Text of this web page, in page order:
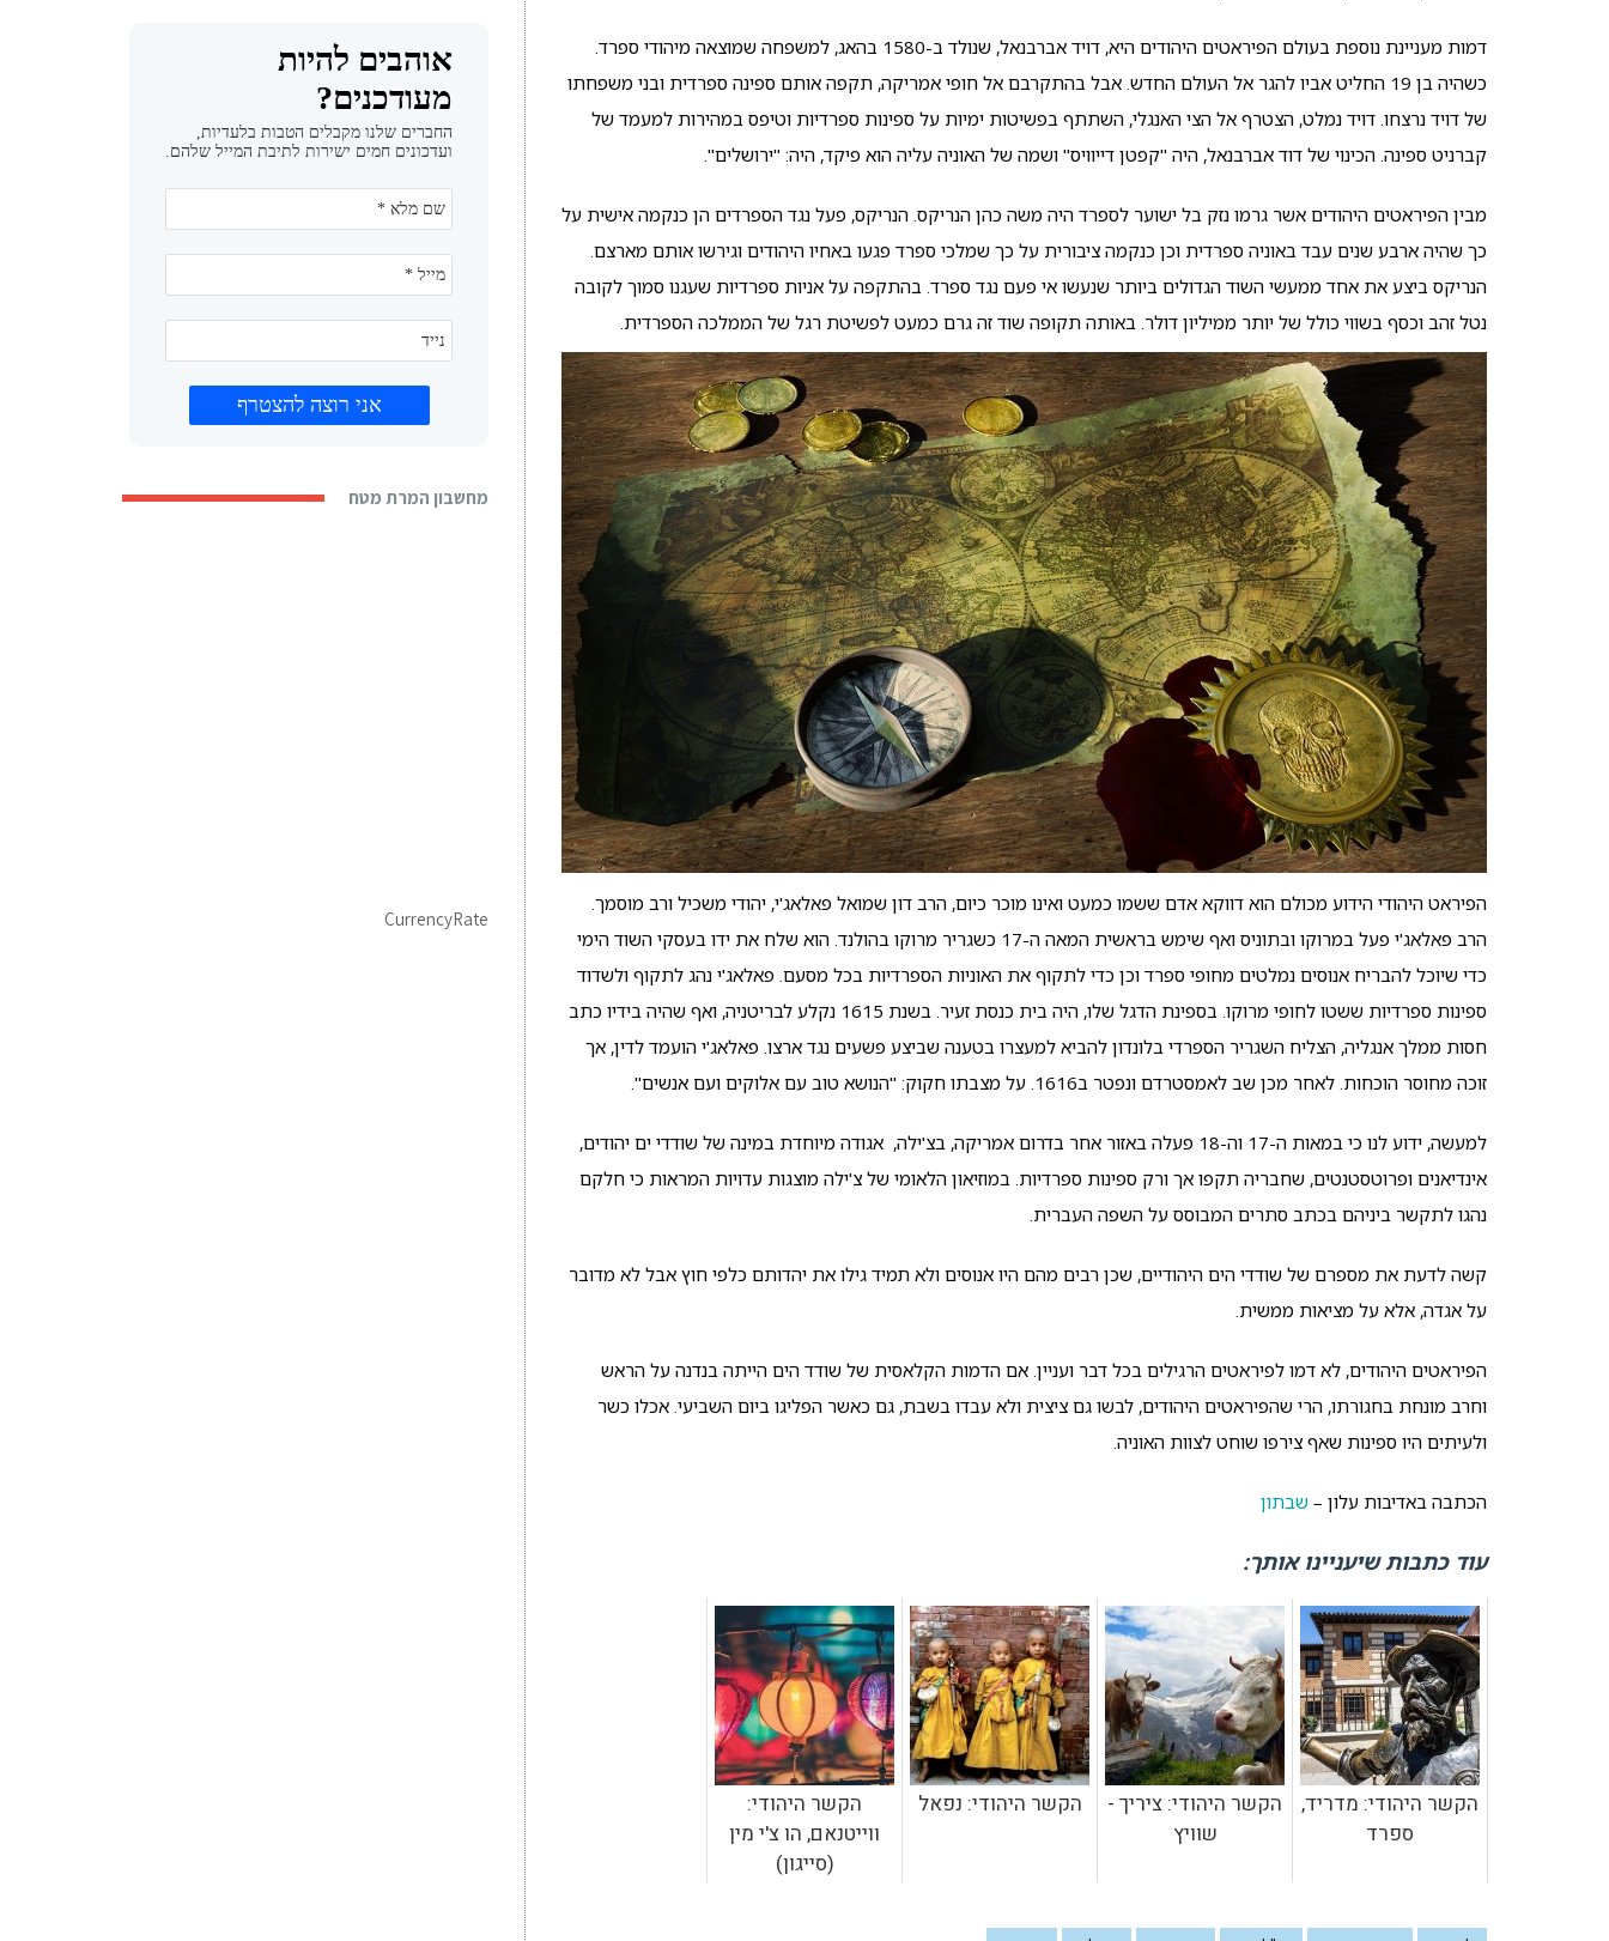
דמות מעניינת נוספת בעולם הפיראטים היהודים היא, דויד אברבנאל, שנולד ב-1580 בהאג, למשפחה שמוצאה מיהודי ספרד.
כשהיה בן 19 החליט אביו להגר אל העולם החדש. אבל בהתקרבם אל חופי אמריקה, תקפה אותם ספינה ספרדית ובני משפחתו
של דויד נרצחו. דויד נמלט, הצטרף אל הצי האנגלי, השתתף בפשיטות ימיות על ספינות ספרדיות וטיפס במהירות למעמד של
קברניט ספינה. הכינוי של דוד אברבנאל, היה "קפטן דייוויס" ושמה של האוניה עליה הוא פיקד, היה: "ירושלים".
מבין הפיראטים היהודים אשר גרמו נזק בל ישוער לספרד היה משה כהן הנריקס. הנריקס, פעל נגד הספרדים הן כנקמה אישית על
כך שהיה ארבע שנים עבד באוניה ספרדית וכן כנקמה ציבורית על כך שמלכי ספרד פגעו באחיו היהודים וגירשו אותם מארצם.
הנריקס ביצע את אחד ממעשי השוד הגדולים ביותר שנעשו אי פעם נגד ספרד. בהתקפה על אניות ספרדיות שעגנו סמוך לקובה
נטל זהב וכסף בשווי כולל של יותר ממיליון דולר. באותה תקופה שוד זה גרם כמעט לפשיטת רגל של הממלכה הספרדית.
הפיראט היהודי הידוע מכולם הוא דווקא אדם ששמו כמעט ואינו מוכר כיום, הרב דון שמואל פאלאג'י, יהודי משכיל ורב מוסמך.
הרב פאלאג'י פעל במרוקו ובתוניס ואף שימש בראשית המאה ה-17 כשגריר מרוקו בהולנד. הוא שלח את ידו בעסקי השוד הימי
כדי שיוכל להבריח אנוסים נמלטים מחופי ספרד וכן כדי לתקוף את האוניות הספרדיות בכל מסעם. פאלאג'י נהג לתקוף ולשדוד
ספינות ספרדיות ששטו לחופי מרוקו. בספינת הדגל שלו, היה בית כנסת זעיר. בשנת 1615 נקלע לבריטניה, ואף שהיה בידיו כתב
חסות ממלך אנגליה, הצליח השגריר הספרדי בלונדון להביא למעצרו בטענה שביצע פשעים נגד ארצו. פאלאג'י הועמד לדין, אך
זוכה מחוסר הוכחות. לאחר מכן שב לאמסטרדם ונפטר ב1616. על מצבתו חקוק: "הנושא טוב עם אלוקים ועם אנשים".
למעשה, ידוע לנו כי במאות ה-17 וה-18 פעלה באזור אחר בדרום אמריקה, בצ'ילה, אגודה מיוחדת במינה של שודדי ים יהודים,
אינדיאנים ופרוטסטנטים, שחבריה תקפו אך ורק ספינות ספרדיות. במוזיאון הלאומי של צ'ילה מוצגות עדויות המראות כי חלקם
נהגו לתקשר ביניהם בכתב סתרים המבוסס על השפה העברית.
קשה לדעת את מספרם של שודדי הים היהודיים, שכן רבים מהם היו אנוסים ולא תמיד גילו את יהדותם כלפי חוץ אבל לא מדובר
על אגדה, אלא על מציאות ממשית.
הפיראטים היהודים, לא דמו לפיראטים הרגילים בכל דבר ועניין. אם הדמות הקלאסית של שודד הים הייתה בנדנה על הראש
וחרב מונחת בחגורתו, הרי שהפיראטים היהודים, לבשו גם ציצית ולא עבדו בשבת, גם כאשר הפליגו ביום השביעי. אכלו כשר
ולעיתים היו ספינות שאף צירפו שוחט לצוות האוניה.
הכתבה באדיבות עלון – שבתון
עוד כתבות שיעניינו אותך:
הקשר היהודי: מדריד,
ספרד
הקשר היהודי: ציריך -
שוויץ
הקשר היהודי: נפאל
הקשר היהודי:
ווייטנאם, הו צ'י מין
(סייגון)
מחשבון המרת מטח
CurrencyRate